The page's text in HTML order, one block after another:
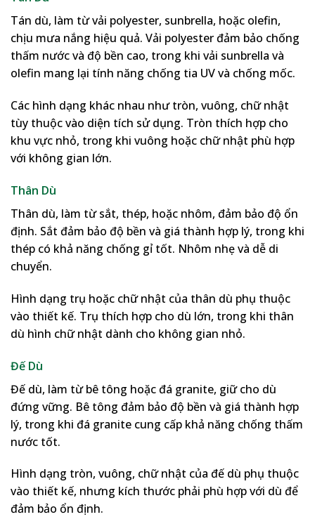
Tán dù, làm từ vải polyester, sunbrella, hoặc olefin,
chịu mưa nắng hiệu quả. Vải polyester đảm bảo chống
thấm nước và độ bền cao, trong khi vải sunbrella và
olefin mang lại tính năng chống tia UV và chống mốc.
Các hình dạng khác nhau như tròn, vuông, chữ nhật
tùy thuộc vào diện tích sử dụng. Tròn thích hợp cho
khu vực nhỏ, trong khi vuông hoặc chữ nhật phù hợp
với không gian lớn.
Thân Dù
Thân dù, làm từ sắt, thép, hoặc nhôm, đảm bảo độ ổn
định. Sắt đảm bảo độ bền và giá thành hợp lý, trong khi
thép có khả năng chống gỉ tốt. Nhôm nhẹ và dễ di
chuyển.
Hình dạng trụ hoặc chữ nhật của thân dù phụ thuộc
vào thiết kế. Trụ thích hợp cho dù lớn, trong khi thân
dù hình chữ nhật dành cho không gian nhỏ.
Đế Dù
Đế dù, làm từ bê tông hoặc đá granite, giữ cho dù
đứng vững. Bê tông đảm bảo độ bền và giá thành hợp
lý, trong khi đá granite cung cấp khả năng chống thấm
nước tốt.
Hình dạng tròn, vuông, chữ nhật của đế dù phụ thuộc
vào thiết kế, nhưng kích thước phải phù hợp với dù để
đảm bảo ổn định.